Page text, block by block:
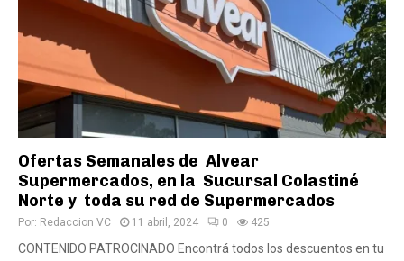
Ofertas Semanales de Alvear
Supermercados, en la Sucursal Colastiné
Norte y toda su red de Supermercados
Por: Redaccion VC 11 abril, 2024 0 425
CONTENIDO PATROCINADO Encontrá todos los descuentos en tu